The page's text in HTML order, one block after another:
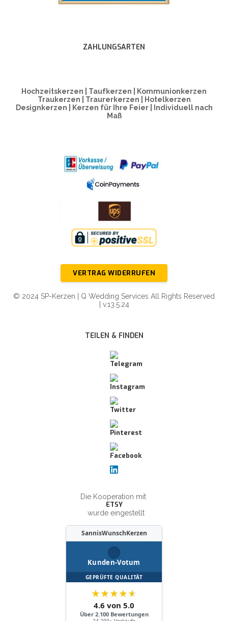
ZAHLUNGSARTEN
Hochzeitskerzen | Taufkerzen | Kommunionkerzen
Traukerzen | Traurerkerzen | Hotelkerzen
Designkerzen | Kerzen für Ihre Feier | Individuell nach
Maß
VERTRAG WIDERRUFEN
© 2024 SP-Kerzen | Q Wedding Services All Rights Reserved
| v.13.5.24
TEILEN & FINDEN
Die Kooperation mit
ETSY
wurde eingestellt
SannisWunschKerzen
Kunden-Votum
GEPRÜFTE QUALITÄT
★★★★★
4.6 von 5.0
Über 2.100 Bewertungen